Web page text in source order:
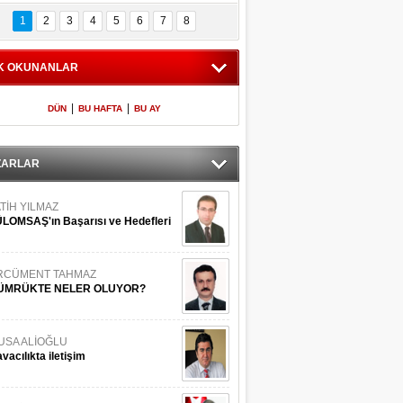
İstanbul
Adaları
600 milletvekilinin
listesi
1 2 3 4 5 6 7 8
OKUNANLAR
DÜN BU HAFTA BU AY
YILMAZ
Başarısı ve Hedefleri
TAHMAZ
NELER OLUYOR?
ALİOĞLU
iletişim